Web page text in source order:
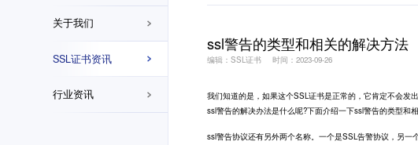
关于我们
SSL证书资讯
行业资讯
ssl警告的类型和相关的解决方法
编辑：SSL证书 时间：2023-09-26
我们知道的是，如果这个SSL证书是正常的，它肯定不会发
ssl警告的解决办法是什么呢?下面介绍一下ssl警告的类型和相
ssl警告协议还有另外两个名称。一个是SSL告警协议，另